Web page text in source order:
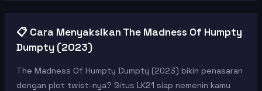
📋 Cara Menyaksikan The Madness Of Humpty
Dumpty (2023)
The Madness Of Humpty Dumpty (2023) bikin penasaran
dengan plot twist-nya? Situs LK21 siap nemenin kamu